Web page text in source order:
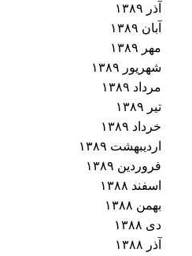
آذر ۱۳۸۹
آبان ۱۳۸۹
مهر ۱۳۸۹
شهریور ۱۳۸۹
مرداد ۱۳۸۹
تیر ۱۳۸۹
خرداد ۱۳۸۹
اردیبهشت ۱۳۸۹
فروردین ۱۳۸۹
اسفند ۱۳۸۸
بهمن ۱۳۸۸
دی ۱۳۸۸
آذر ۱۳۸۸